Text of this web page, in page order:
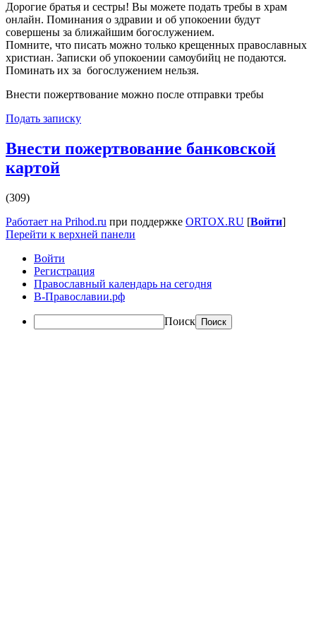
Дорогие братья и сестры! Вы можете подать требы в храм
онлайн. Поминания о здравии и об упокоении будут
совершены за ближайшим богослужением.
Помните, что писать можно только крещенных православных
христиан. Записки об упокоении самоубийц не подаются.
Поминать их за богослужением нельзя.
Внести пожертвование можно после отправки требы
Подать записку
Внести пожертвование банковской
картой
(309)
Работает на Prihod.ru при поддержке ORTOX.RU [Войти]
Перейти к верхней панели
Войти
Регистрация
Православный календарь на сегодня
В-Православии.рф
Поиск